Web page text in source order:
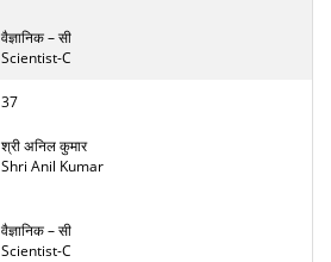
वैज्ञानिक – सी
Scientist-C
37
श्री अनिल कुमार
Shri Anil Kumar
वैज्ञानिक – सी
Scientist-C